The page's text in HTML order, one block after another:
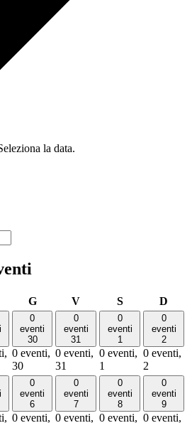
la data.
Ggiovedì Vvenerdì Ssabato D
0
eventi
30
0 eventi,
30
0
eventi
31
0 eventi,
31
0
eventi
1
0 eventi,
1
0
eventi
2
0 eventi,
2
0
eventi
6
0 eventi,
0
eventi
7
0 eventi,
0
eventi
8
0 eventi,
0
eventi
9
0 eventi,